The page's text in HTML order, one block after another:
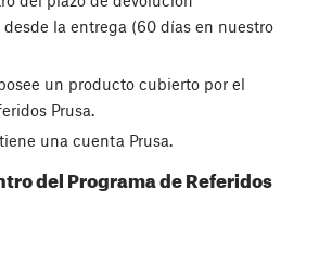
la entrega (60 días en nuestro
un producto cubierto por el
Prusa.
una cuenta Prusa.
del Programa de Referidos